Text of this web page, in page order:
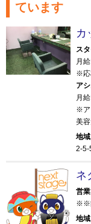
ています
ス
月
※応
ア
月
※ア
美
地域
2-5-
ネ
営業
※※
地域